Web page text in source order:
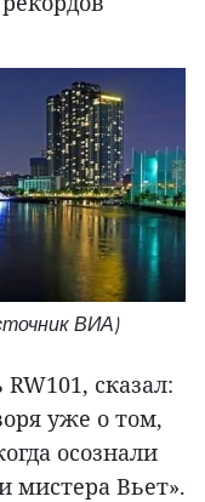
ВИА)
сказал:
уже о том,
осознали
мистера Вьет».